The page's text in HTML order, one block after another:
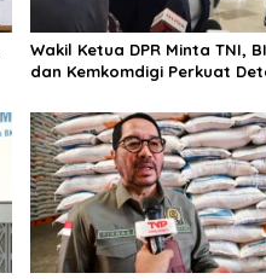
Wakil Ketua DPR Minta TNI,
dan Kemkomdigi Perkuat